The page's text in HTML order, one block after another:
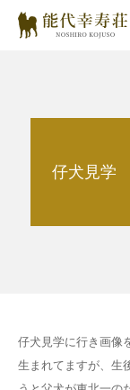
仔犬見学
仔犬見学に行き画像
生まれてますが、生
在舎犬情報
里親情報
お役立ちコ
お問い合わせ